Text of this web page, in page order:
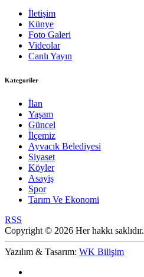
İletişim
Künye
Foto Galeri
Videolar
Canlı Yayın
Kategoriler
İlan
Yaşam
Güncel
İlçemiz
Ayvacık Belediyesi
Siyaset
Köyler
Asayiş
Spor
Tarım Ve Ekonomi
RSS
Copyright © 2026 Her hakkı saklıdır.
Yazılım & Tasarım: WK Bilişim